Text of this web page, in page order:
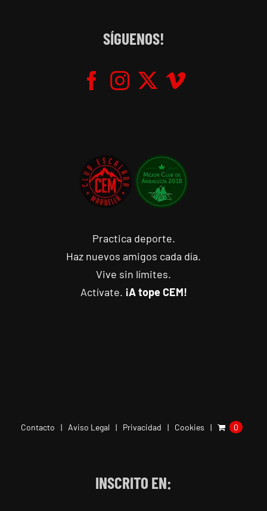
SÍGUENOS!
Practica deporte.
Haz nuevos amigos cada día.
Vive sin límites.
Actívate. ¡A tope CEM!
Contacto Aviso Legal Privacidad Cookies 0
INSCRITO EN: